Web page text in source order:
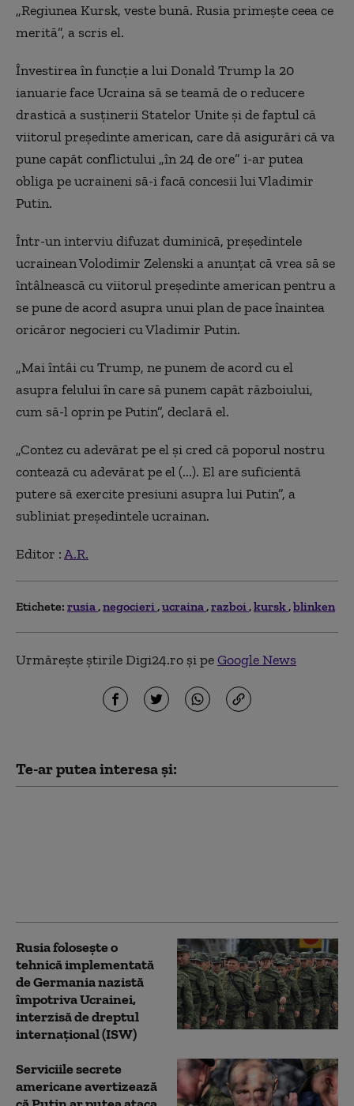
„Regiunea Kursk, veste bună. Rusia primeşte ceea ce
merită”, a scris el.
Învestirea în funcţie a lui Donald Trump la 20
ianuarie face Ucraina să se teamă de o reducere
drastică a susţinerii Statelor Unite şi de faptul că
viitorul preşedinte american, care dă asigurări că va
pune capăt conflictului „în 24 de ore” i-ar putea
obliga pe ucraineni să-i facă concesii lui Vladimir
Putin.
Într-un interviu difuzat duminică, preşedintele
ucrainean Volodimir Zelenski a anunţat că vrea să se
întâlnească cu viitorul preşedinte american pentru a
se pune de acord asupra unui plan de pace înaintea
oricăror negocieri cu Vladimir Putin.
„Mai întâi cu Trump, ne punem de acord cu el
asupra felului în care să punem capăt războiului,
cum să-l oprin pe Putin”, declară el.
„Contez cu adevărat pe el şi cred că poporul nostru
contează cu adevărat pe el (...). El are suficientă
putere să exercite presiuni asupra lui Putin”, a
subliniat preşedintele ucrainan.
Editor :A.R.
Etichete: rusia negocieri ucraina razboi kursk blinken
Urmărește știrile Digi24.ro și peGoogle News
Te-ar putea interesa și:
Rusia folosește o
tehnică implementată
de Germania nazistă
împotriva Ucrainei,
interzisă de dreptul
internațional (ISW)
Serviciile secrete
americane avertizează